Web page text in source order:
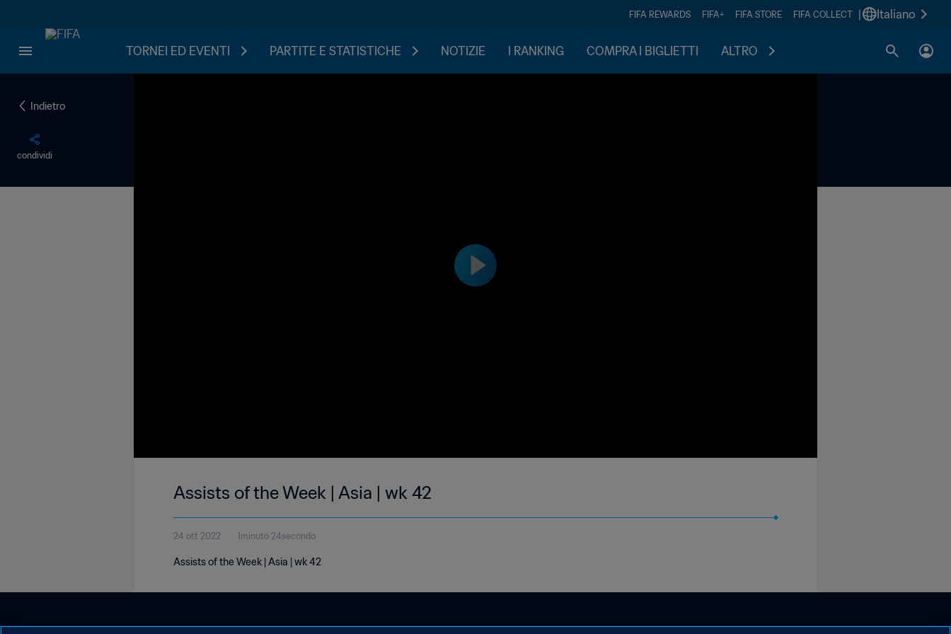
FIFA REWARDS FIFA+ FIFA STORE FIFA COLLECT Italiano
TORNEI ED EVENTI PARTITE E STATISTICHE NOTIZIE I RANKING COMPRA I BIGLIETTI ALTRO
Indietro
condividi
Assists of the Week | Asia | wk 42
24 ott 2022 1minuto 24secondo
Assists of the Week | Asia | wk 42